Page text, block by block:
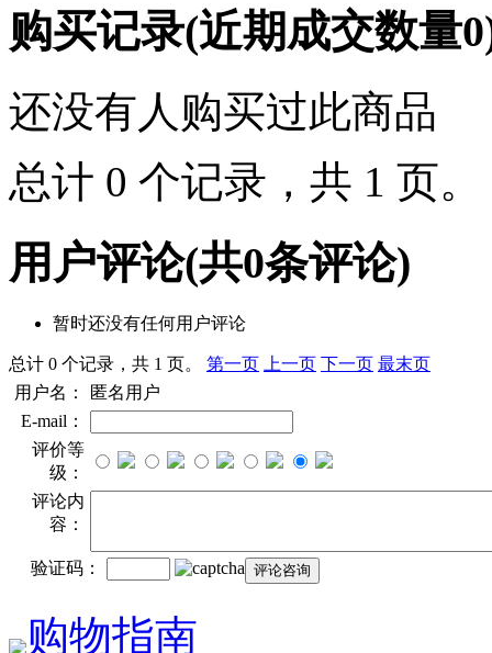
购买记录(近期成交数量0
还没有人购买过此商品
总计 0 个记录，共 1 页。
用户评论(共0条评论)
暂时还没有任何用户评论
总计 0 个记录，共 1 页。 第一页 上一页 下一页 最末页
用户名：
匿名用户
E-mail：
评价等
级：
评论内
容：
验证码：
购物指南